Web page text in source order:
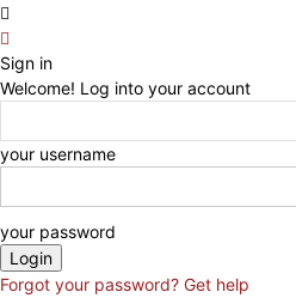
Sign in
Welcome! Log into your account
your username
your password
Forgot your password? Get help